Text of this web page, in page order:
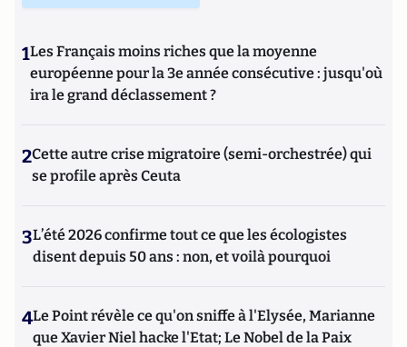
1Les Français moins riches que la moyenne
européenne pour la 3e année consécutive : jusqu'où
ira le grand déclassement ?
2Cette autre crise migratoire (semi-orchestrée) qui
se profile après Ceuta
3L’été 2026 confirme tout ce que les écologistes
disent depuis 50 ans : non, et voilà pourquoi
4Le Point révèle ce qu'on sniffe à l'Elysée, Marianne
que Xavier Niel hacke l'Etat; Le Nobel de la Paix